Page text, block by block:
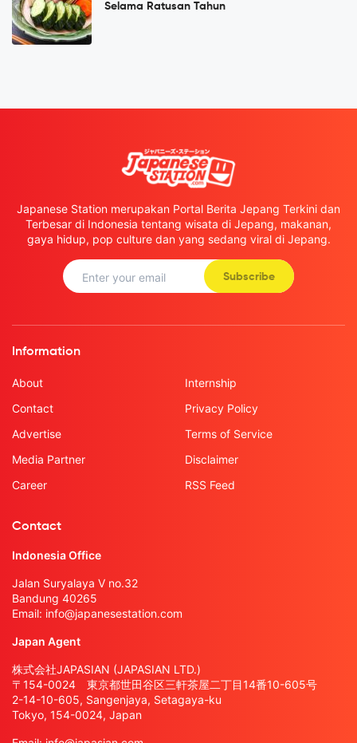
Selama Ratusan Tahun
Japanese Station merupakan Portal Berita Jepang Terkini dan
Terbesar di Indonesia tentang wisata di Jepang, makanan,
gaya hidup, pop culture dan yang sedang viral di Jepang.
Subscribe
Information
About
Contact
Advertise
Media Partner
Career
Internship
Privacy Policy
Terms of Service
Disclaimer
RSS Feed
Contact
Indonesia Office
Jalan Suryalaya V no.32
Bandung 40265
Email: info@japanesestation.com
Japan Agent
株式会社JAPASIAN (JAPASIAN LTD.)
〒154-0024 東京都世田谷区三軒茶屋二丁目14番10-605号
2-14-10-605, Sangenjaya, Setagaya-ku
Tokyo, 154-0024, Japan